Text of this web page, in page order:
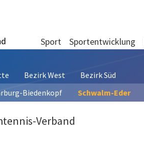
Sport Sportentwicklung
Bezirk West
Bezirk Süd
Biedenkopf Schwalm-Eder
Verband